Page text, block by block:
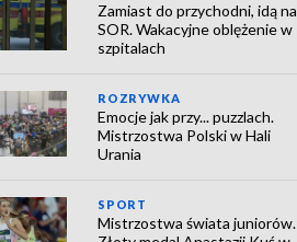
Zamiast do przychodni, idą na
SOR. Wakacyjne oblężenie w
szpitalach
ROZRYWKA
Emocje jak przy... puzzlach.
Mistrzostwa Polski w Hali
Urania
SPORT
Mistrzostwa świata juniorów.